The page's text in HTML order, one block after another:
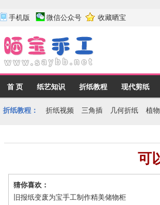
手机版 微信公众号 收藏晒宝
首 页 纸艺知识 折纸教程 现代剪纸
折纸教程： 折纸视频 三角插 几何折纸 植
可
猜你喜欢：
旧报纸变废为宝手工制作精美储物柜